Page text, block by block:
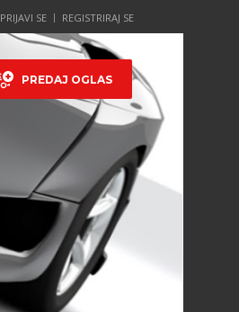
PRIJAVI SE REGISTRIRAJ SE
PREDAJ OGLAS